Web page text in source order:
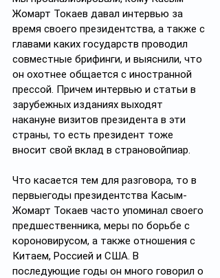
Жомарт Токаев давал интервью за
время своего президентства, а также с
главами каких государств проводил
совместные брифинги, и выяснили, что
он охотнее общается с иностранной
прессой. Причем интервью и статьи в
зарубежных изданиях выходят
накануне визитов президента в эти
страны, то есть президент тоже
вносит свой вклад в страновойпиар.
Что касается тем для разговора, то в
первыегоды президентства Касым-
Жомарт Токаев часто упоминал своего
предшественника, меры по борьбе с
короновирусом, а также отношения с
Китаем, Россией и США. В
последующие годы он много говорил о